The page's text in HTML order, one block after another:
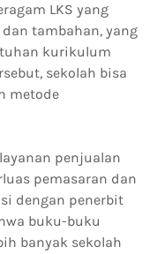
LKS yang
tambahan, yang
kurikulum
sekolah bisa
metode
penjualan
pemasaran dan
dengan penerbit
buku-buku
banyak sekolah